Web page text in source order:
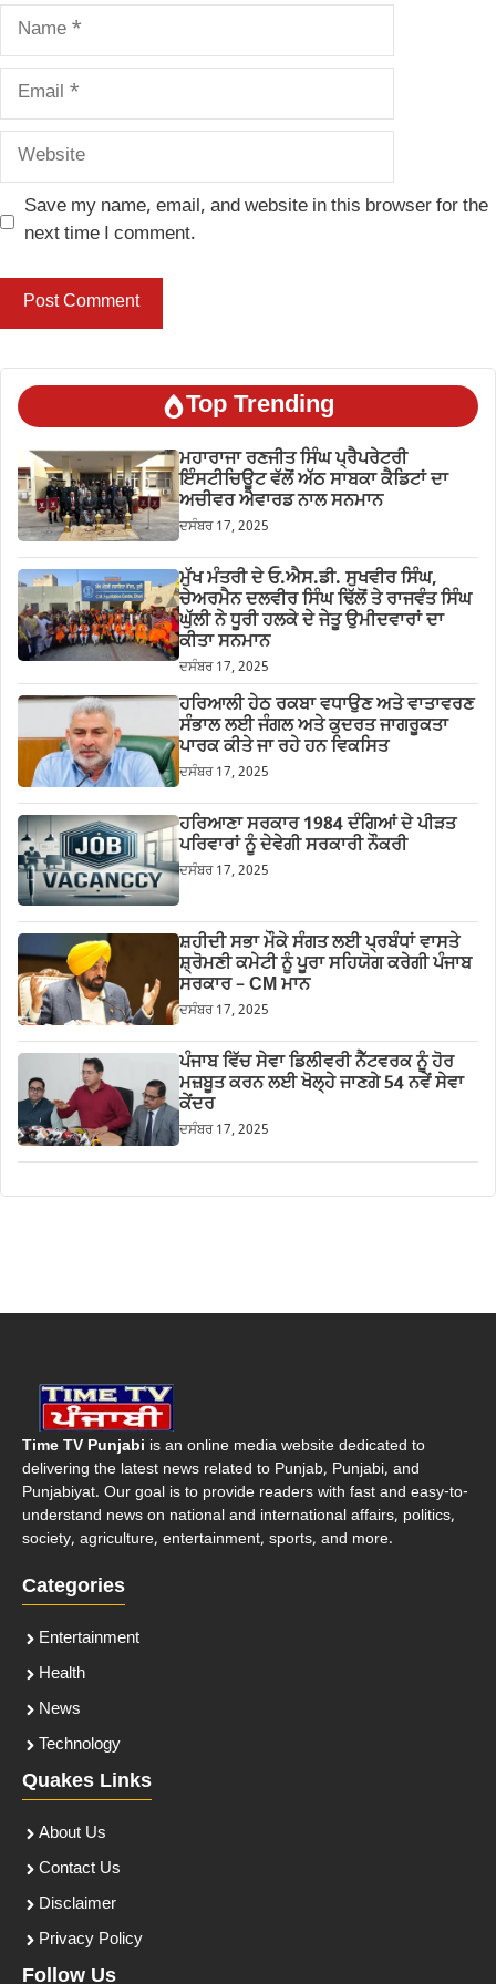
Name
Email
Website
Save my name, email, and website in this browser for the
next time I comment.
Top Trending
ਮਹਾਰਾਜਾ ਰਣਜੀਤ ਸਿੰਘ ਪ੍ਰੈਪਰੇਟਰੀ
ਇੰਸਟੀਚਿਊਟ ਵੱਲੋਂ ਅੱਠ ਸਾਬਕਾ ਕੈਡਿਟਾਂ ਦਾ
ਅਚੀਵਰ ਐਵਾਰਡ ਨਾਲ ਸਨਮਾਨ
ਦਸੰਬਰ 17, 2025
ਮੁੱਖ ਮੰਤਰੀ ਦੇ ਓ.ਐਸ.ਡੀ. ਸੁਖਵੀਰ ਸਿੰਘ,
ਚੇਅਰਮੈਨ ਦਲਵੀਰ ਸਿੰਘ ਢਿੱਲੋਂ ਤੇ ਰਾਜਵੰਤ ਸਿੰਘ
ਘੁੱਲੀ ਨੇ ਧੂਰੀ ਹਲਕੇ ਦੇ ਜੇਤੂ ਉਮੀਦਵਾਰਾਂ ਦਾ
ਕੀਤਾ ਸਨਮਾਨ
ਦਸੰਬਰ 17, 2025
ਹਰਿਆਲੀ ਹੇਠ ਰਕਬਾ ਵਧਾਉਣ ਅਤੇ ਵਾਤਾਵਰਣ
ਸੰਭਾਲ ਲਈ ਜੰਗਲ ਅਤੇ ਕੁਦਰਤ ਜਾਗਰੂਕਤਾ
ਪਾਰਕ ਕੀਤੇ ਜਾ ਰਹੇ ਹਨ ਵਿਕਸਿਤ
ਦਸੰਬਰ 17, 2025
ਹਰਿਆਣਾ ਸਰਕਾਰ 1984 ਦੰਗਿਆਂ ਦੇ ਪੀੜਤ
ਪਰਿਵਾਰਾਂ ਨੂੰ ਦੇਵੇਗੀ ਸਰਕਾਰੀ ਨੌਕਰੀ
ਦਸੰਬਰ 17, 2025
ਸ਼ਹੀਦੀ ਸਭਾ ਮੌਕੇ ਸੰਗਤ ਲਈ ਪ੍ਰਬੰਧਾਂ ਵਾਸਤੇ
ਸ਼੍ਰੋਮਣੀ ਕਮੇਟੀ ਨੂੰ ਪੂਰਾ ਸਹਿਯੋਗ ਕਰੇਗੀ ਪੰਜਾਬ
ਸਰਕਾਰ – CM ਮਾਨ
ਦਸੰਬਰ 17, 2025
ਪੰਜਾਬ ਵਿੱਚ ਸੇਵਾ ਡਿਲੀਵਰੀ ਨੈੱਟਵਰਕ ਨੂੰ ਹੋਰ
ਮਜ਼ਬੂਤ ਕਰਨ ਲਈ ਖੋਲ੍ਹੇ ਜਾਣਗੇ 54 ਨਵੇਂ ਸੇਵਾ
ਕੇਂਦਰ
ਦਸੰਬਰ 17, 2025
Time TV Punjabi is an online media website dedicated to
delivering the latest news related to Punjab, Punjabi, and
Punjabiyat. Our goal is to provide readers with fast and easy-to-
understand news on national and international affairs, politics,
society, agriculture, entertainment, sports, and more.
Categories
Entertainment
Health
News
Technology
Quakes Links
About Us
Contact Us
Disclaimer
Privacy Policy
Follow Us